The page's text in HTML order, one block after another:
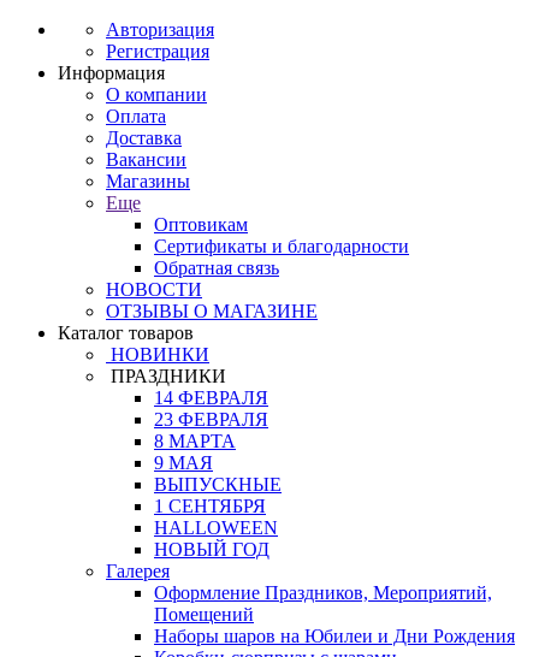
Авторизация
Регистрация
Информация
О компании
Оплата
Доставка
Вакансии
Магазины
Еще
Оптовикам
Сертификаты и благодарности
Обратная связь
НОВОСТИ
ОТЗЫВЫ О МАГАЗИНЕ
Каталог товаров
НОВИНКИ
ПРАЗДНИКИ
14 ФЕВРАЛЯ
23 ФЕВРАЛЯ
8 МАРТА
9 МАЯ
ВЫПУСКНЫЕ
1 СЕНТЯБРЯ
HALLOWEEN
НОВЫЙ ГОД
Галерея
Оформление Праздников, Мероприятий,
Помещений
Наборы шаров на Юбилеи и Дни Рождения